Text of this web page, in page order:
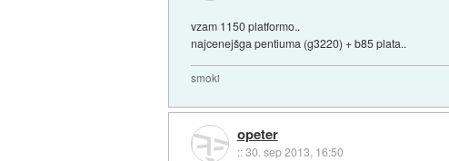
vzam 1150 platformo..
najcenejšga pentiuma (g3220) + b85 plata..
smoki
opeter
::30. sep 2013, 16:50